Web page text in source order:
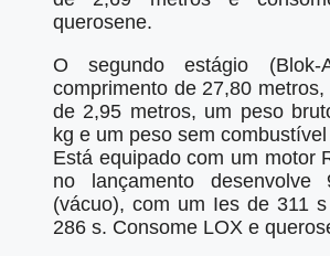
querosene.
O segundo estágio
comprimento de 27,80
de 2,95 metros, um peso
kg e um peso sem
Está equipado com um motor
no lançamento desenvolve
(vácuo), com um Ies de 311
286 s. Consome LOX e